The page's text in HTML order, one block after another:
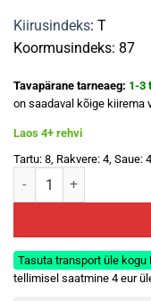
Kiirusindeks: T
Koormusindeks: 87
Tavapärane tarneaeg: 1-3
on saadaval kõige kiirema
Laos 4+ rehvi
Tartu: 8, Rakvere: 4, Saue:
MINERVA Eco Stud
Tasuta transport üle kogu
tellimisel saatmine 4 eur